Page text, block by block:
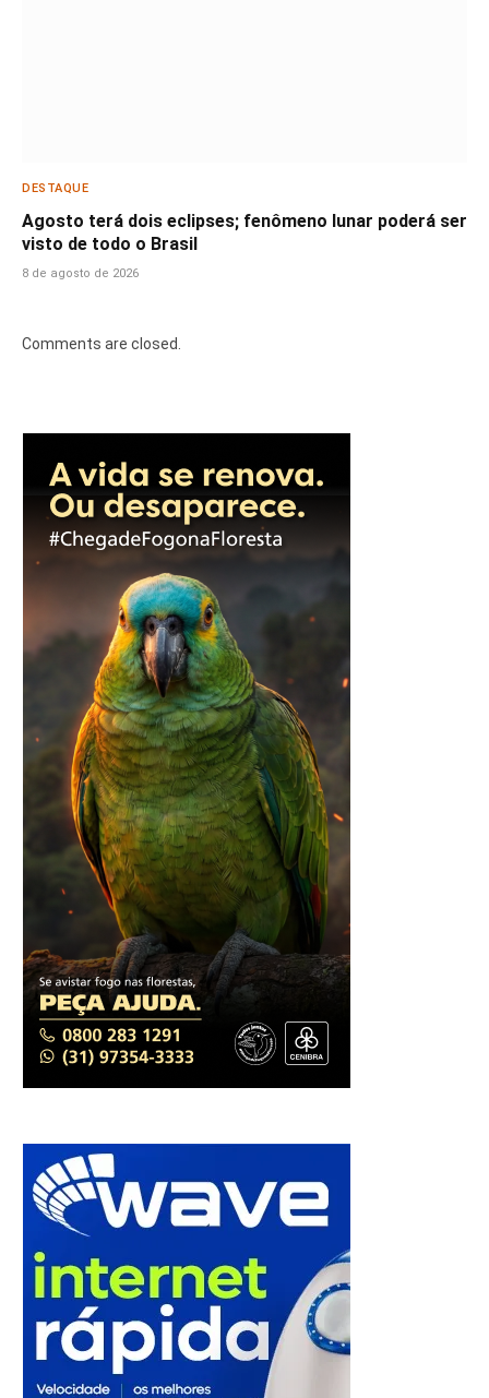
DESTAQUE
Agosto terá dois eclipses; fenômeno lunar poderá ser
visto de todo o Brasil
8 de agosto de 2026
Comments are closed.